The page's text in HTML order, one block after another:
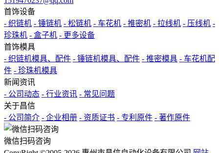
首饰设备
- 织链机 - 锤链机 - 松链机 - 车花机 - 推密机 - 拉线机 - 压线机 -
珍珠机 - 盒子机 - 更多设备
首饰模具
- 织链机模具、配件 - 锤链机模具、配件 - 推密模具 - 车花机配
件 - 珍珠机模具
新闻资讯
- 公司动态 - 行业资讯 - 常见问题
关于昌信
- 公司简介 - 企业相册 - 资质证书 - 专利原件 - 著作原件
微信扫码咨询